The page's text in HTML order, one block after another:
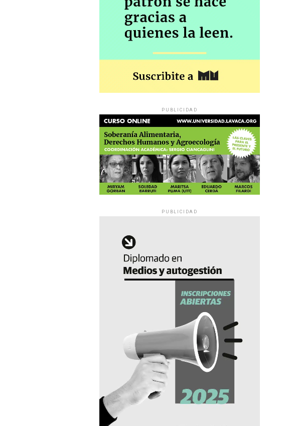
PUBLICIDAD
PUBLICIDAD